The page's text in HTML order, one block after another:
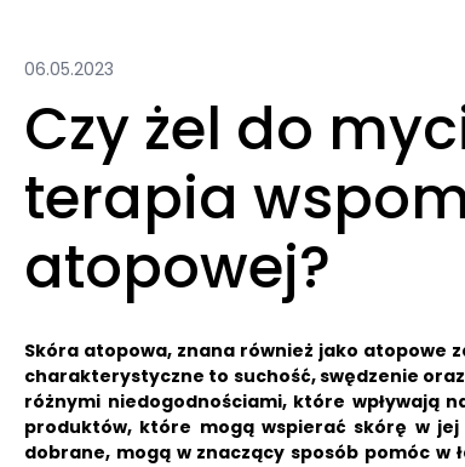
06.05.2023
Czy żel do
terapia
atopowej?
Skóra atopowa, znana również jako atopowe
charakterystyczne to suchość, swędzenie
różnymi niedogodnościami, które wpływają
produktów, które mogą wspierać skórę w
dobrane, mogą w znaczący sposób pomóc